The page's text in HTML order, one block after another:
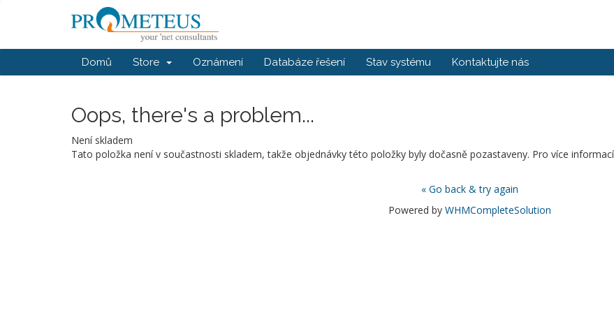
Domů Store Oznámení Databáze řešení Stav systému Kontaktujte nás
Oops, there's a problem...
Není skladem
Tato položka není v součastnosti skladem, takže objednávky této položky byly dočasně pozastaveny. Pro více
« Go back & try again
Powered by WHMCompleteSolution